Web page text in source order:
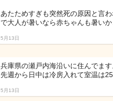
あたためすぎも突然死の原因と言
で大人が暑いなら赤ちゃんも暑い
5月13日
兵庫県の瀬戸内海沿いに住んでます
先週から日中は冷房入れて室温は
5月13日